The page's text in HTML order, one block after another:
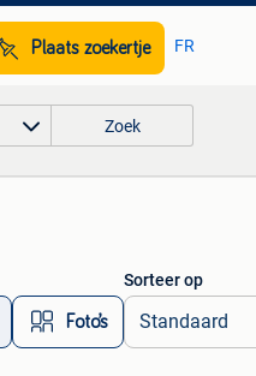
Plaats zoekertje FR
Zoek
Foto’s
Sorteer op